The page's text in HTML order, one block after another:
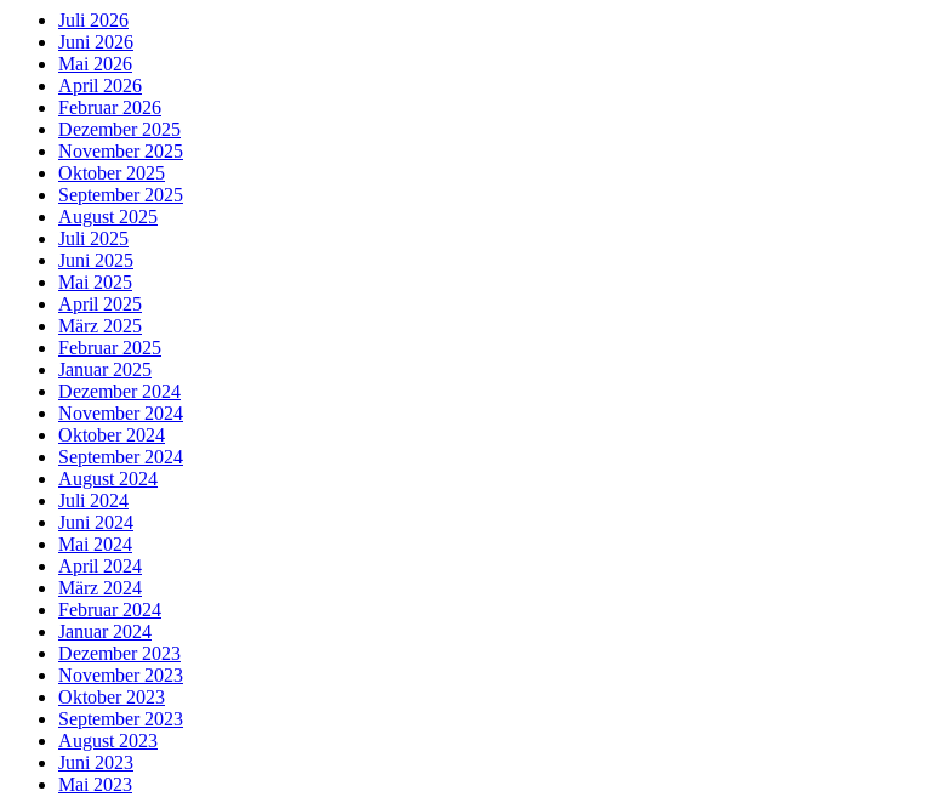
Juli 2026
Juni 2026
Mai 2026
April 2026
Februar 2026
Dezember 2025
November 2025
Oktober 2025
September 2025
August 2025
Juli 2025
Juni 2025
Mai 2025
April 2025
März 2025
Februar 2025
Januar 2025
Dezember 2024
November 2024
Oktober 2024
September 2024
August 2024
Juli 2024
Juni 2024
Mai 2024
April 2024
März 2024
Februar 2024
Januar 2024
Dezember 2023
November 2023
Oktober 2023
September 2023
August 2023
Juni 2023
Mai 2023